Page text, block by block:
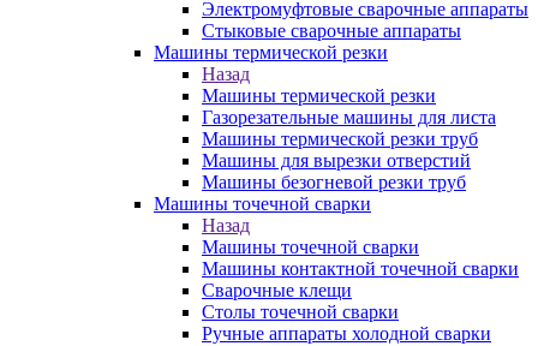
Электромуфтовые сварочные аппараты
Стыковые сварочные аппараты
Машины термической резки
Назад
Машины термической резки
Газорезательные машины для листа
Машины термической резки труб
Машины для вырезки отверстий
Машины безогневой резки труб
Машины точечной сварки
Назад
Машины точечной сварки
Машины контактной точечной сварки
Сварочные клещи
Столы точечной сварки
Ручные аппараты холодной сварки